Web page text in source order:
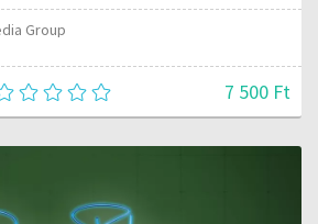
Group
7 500 Ft